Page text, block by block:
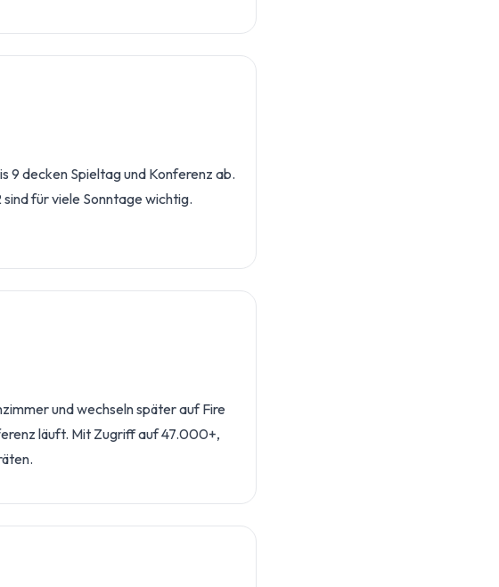
9 decken Spieltag und Konferenz ab.
für viele Sonntage wichtig.
und wechseln später auf Fire
läuft. Mit Zugriff auf 47.000+,